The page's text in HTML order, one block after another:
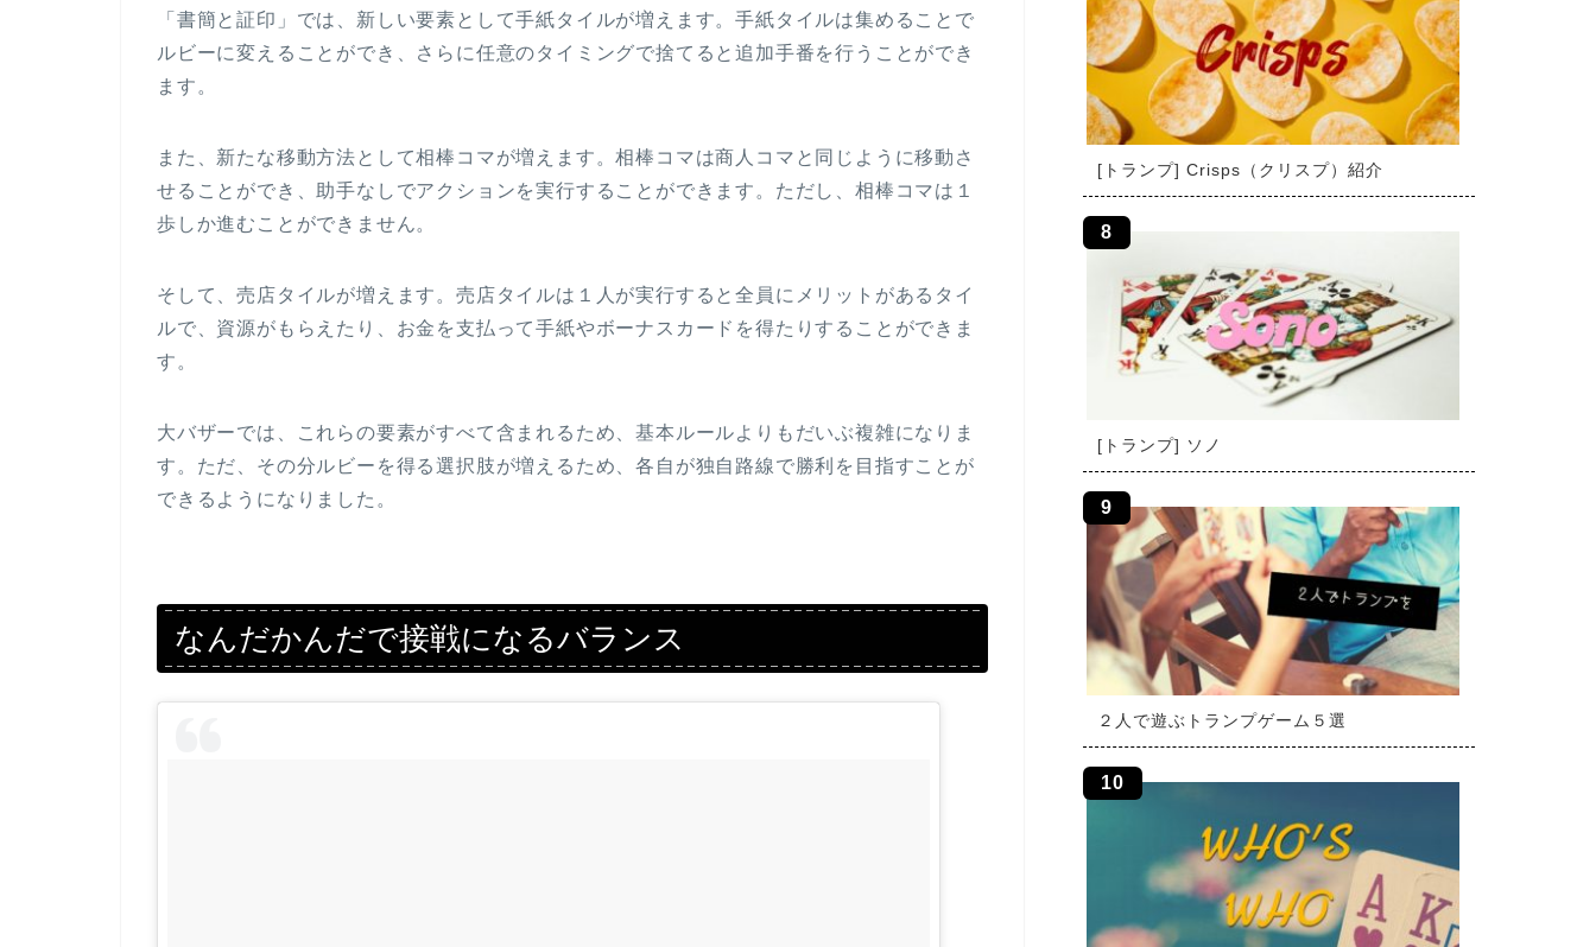
「書簡と証印」では、新しい要素として手紙タイルが増えます。手紙タイルは集めることで
ルビーに変えることができ、さらに任意のタイミングで捨てると追加手番を行うことができ
ます。
また、新たな移動方法として相棒コマが増えます。相棒コマは商人コマと同じように移動さ
せることができ、助手なしでアクションを実行することができます。ただし、相棒コマは１
歩しか進むことができません。
そして、売店タイルが増えます。売店タイルは１人が実行すると全員にメリットがあるタイ
ルで、資源がもらえたり、お金を支払って手紙やボーナスカードを得たりすることができま
す。
大バザーでは、これらの要素がすべて含まれるため、基本ルールよりもだいぶ複雑になりま
す。ただ、その分ルビーを得る選択肢が増えるため、各自が独自路線で勝利を目指すことが
できるようになりました。
なんだかんだで接戦になるバランス
[トランプ] Crisps（クリスプ）紹介
[トランプ] ソノ
２人で遊ぶトランプゲーム５選